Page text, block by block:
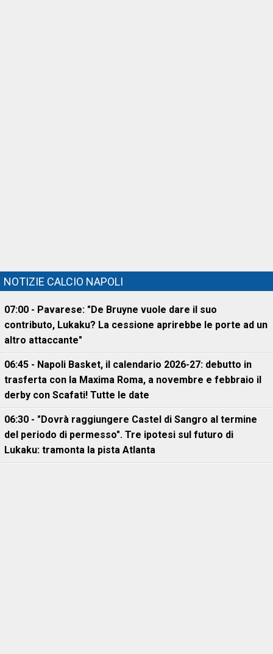
NOTIZIE CALCIO NAPOLI
07:00 - Pavarese: "De Bruyne vuole dare il suo
contributo, Lukaku? La cessione aprirebbe le porte ad un
altro attaccante"
06:45 - Napoli Basket, il calendario 2026-27: debutto in
trasferta con la Maxima Roma, a novembre e febbraio il
derby con Scafati! Tutte le date
06:30 - "Dovrà raggiungere Castel di Sangro al termine
del periodo di permesso". Tre ipotesi sul futuro di
Lukaku: tramonta la pista Atlanta